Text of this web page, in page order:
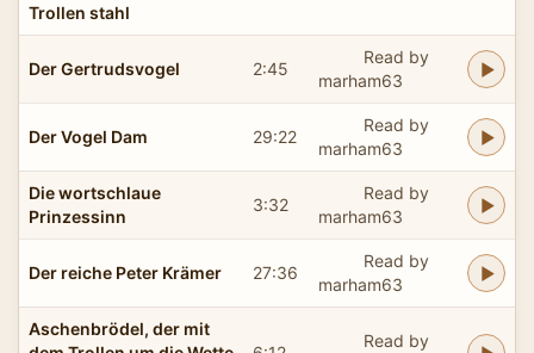
Trollen stahl
Der Gertrudsvogel 2:45
Read by
marham63
Der Vogel Dam 29:22
Read by
marham63
Die wortschlaue
Prinzessinn
3:32
Read by
marham63
Der reiche Peter Krämer 27:36
Read by
marham63
Aschenbrödel, der mit
Read by